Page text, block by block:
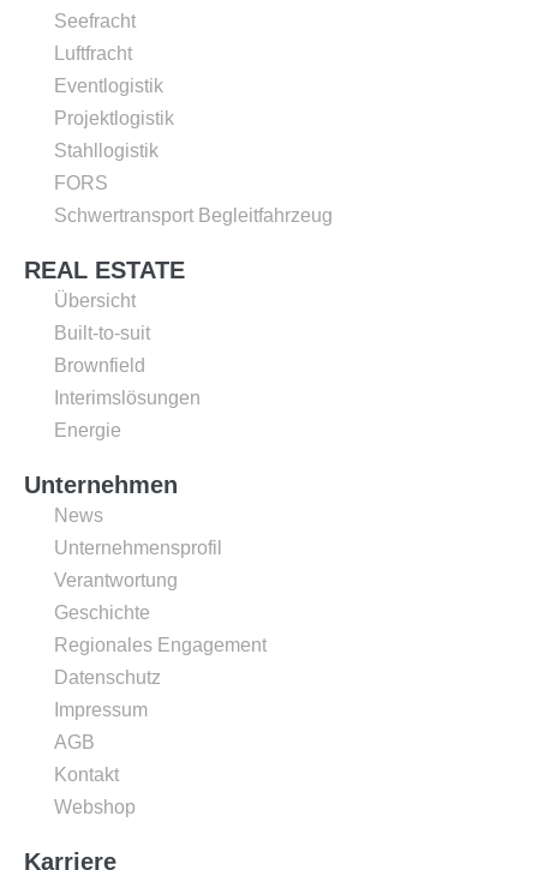
Seefracht
Luftfracht
Eventlogistik
Projektlogistik
Stahllogistik
FORS
Schwertransport Begleitfahrzeug
REAL ESTATE
Übersicht
Built-to-suit
Brownfield
Interimslösungen
Energie
Unternehmen
News
Unternehmensprofil
Verantwortung
Geschichte
Regionales Engagement
Datenschutz
Impressum
AGB
Kontakt
Webshop
Karriere